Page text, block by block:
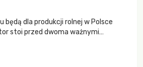
będą dla produkcji rolnej w Polsce
stoi przed dwoma ważnymi
Wymagać to będzie